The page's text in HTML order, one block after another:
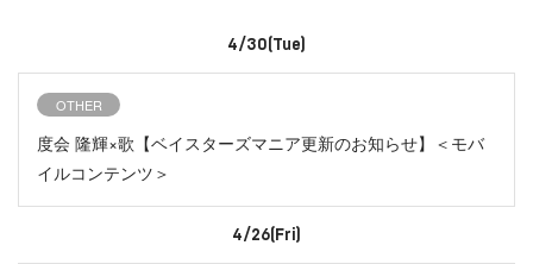
4/30(Tue)
OTHER
度会 隆輝×歌【ベイスターズマニア更新のお知らせ】＜モバ
イルコンテンツ＞
4/26(Fri)